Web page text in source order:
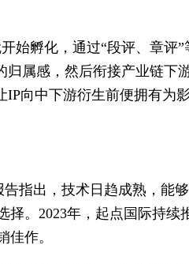
始孵化，通过“段评、章评
属感，然后衔接产业链下
向中下游衍生前便拥有为
指出，技术日趋成熟，能
。2023年，起点国际持续
作。